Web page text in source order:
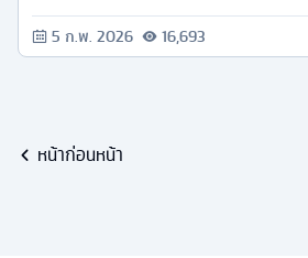
5 ก.พ. 2026 16,693
หน้าก่อนหน้า